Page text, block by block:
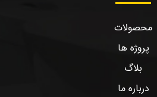
محصولات
پروژه ها
بلاگ
درباره ما